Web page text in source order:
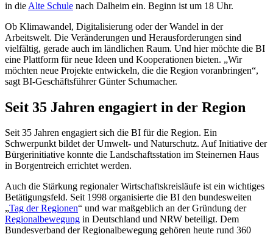
in die Alte Schule nach Dalheim ein. Beginn ist um 18 Uhr.
Ob Klimawandel, Digitalisierung oder der Wandel in der
Arbeitswelt. Die Veränderungen und Herausforderungen sind
vielfältig, gerade auch im ländlichen Raum. Und hier möchte die BI
eine Plattform für neue Ideen und Kooperationen bieten. „Wir
möchten neue Projekte entwickeln, die die Region voranbringen“,
sagt BI-Geschäftsführer Günter Schumacher.
Seit 35 Jahren engagiert in der Region
Seit 35 Jahren engagiert sich die BI für die Region. Ein
Schwerpunkt bildet der Umwelt- und Naturschutz. Auf Initiative der
Bürgerinitiative konnte die Landschaftsstation im Steinernen Haus
in Borgentreich errichtet werden.
Auch die Stärkung regionaler Wirtschaftskreisläufe ist ein wichtiges
Betätigungsfeld. Seit 1998 organisierte die BI den bundesweiten
„Tag der Regionen“ und war maßgeblich an der Gründung der
Regionalbewegung in Deutschland und NRW beteiligt. Dem
Bundesverband der Regionalbewegung gehören heute rund 360